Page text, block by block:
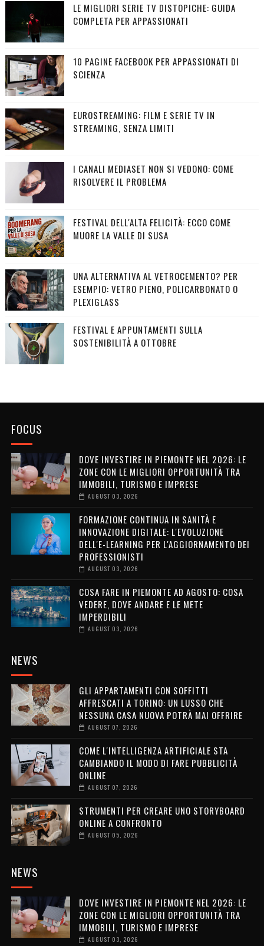
LE MIGLIORI SERIE TV DISTOPICHE: GUIDA
COMPLETA PER APPASSIONATI
10 PAGINE FACEBOOK PER APPASSIONATI DI
SCIENZA
EUROSTREAMING: FILM E SERIE TV IN
STREAMING, SENZA LIMITI
I CANALI MEDIASET NON SI VEDONO: COME
RISOLVERE IL PROBLEMA
FESTIVAL DELL'ALTA FELICITÀ: ECCO COME
MUORE LA VALLE DI SUSA
UNA ALTERNATIVA AL VETROCEMENTO? PER
ESEMPIO: VETRO PIENO, POLICARBONATO O
PLEXIGLASS
FESTIVAL E APPUNTAMENTI SULLA
SOSTENIBILITÀ A OTTOBRE
FOCUS
DOVE INVESTIRE IN PIEMONTE NEL 2026: LE
ZONE CON LE MIGLIORI OPPORTUNITÀ TRA
IMMOBILI, TURISMO E IMPRESE
AUGUST 03, 2026
FORMAZIONE CONTINUA IN SANITÀ E
INNOVAZIONE DIGITALE: L'EVOLUZIONE
DELL'E-LEARNING PER L'AGGIORNAMENTO DEI
PROFESSIONISTI
AUGUST 03, 2026
COSA FARE IN PIEMONTE AD AGOSTO: COSA
VEDERE, DOVE ANDARE E LE METE
IMPERDIBILI
AUGUST 03, 2026
NEWS
GLI APPARTAMENTI CON SOFFITTI
AFFRESCATI A TORINO: UN LUSSO CHE
NESSUNA CASA NUOVA POTRÀ MAI OFFRIRE
AUGUST 07, 2026
COME L'INTELLIGENZA ARTIFICIALE STA
CAMBIANDO IL MODO DI FARE PUBBLICITÀ
ONLINE
AUGUST 07, 2026
STRUMENTI PER CREARE UNO STORYBOARD
ONLINE A CONFRONTO
AUGUST 05, 2026
NEWS
DOVE INVESTIRE IN PIEMONTE NEL 2026: LE
ZONE CON LE MIGLIORI OPPORTUNITÀ TRA
IMMOBILI, TURISMO E IMPRESE
AUGUST 03, 2026